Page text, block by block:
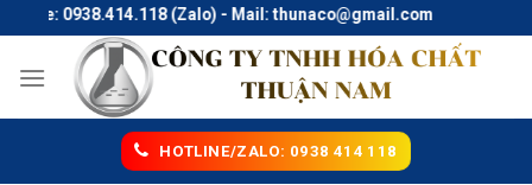
to
content
0938.414.118 (Zalo) - Mail: thunaco@gmail.com
HOTLINE/ZALO: 0938 414 118